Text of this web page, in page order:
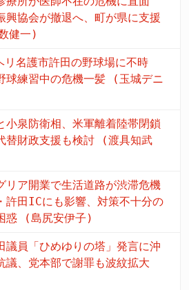
興協会が撤退へ、町が県に支援
健一)
リ名護市許田の野球場に不時
球練習中の危機一髪 (玉城デニ
小泉防衛相、米軍離着陸帯閉鎖
財政支援も検討 (渡具知武
リア開業で生活道路が渋滞危機
許田ICにも影響、対策不十分の
惑 (島尻安伊子)
議員「ひめゆりの塔」発言に沖
議、党本部で謝罪も波紋拡大